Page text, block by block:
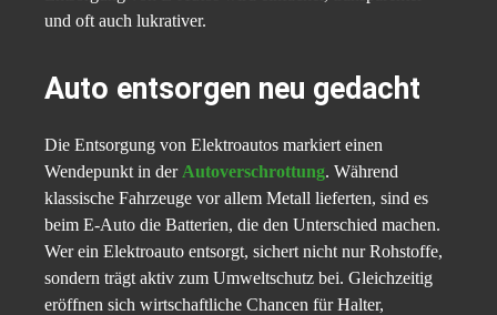
und oft auch lukrativer.
Auto entsorgen neu gedacht
Die Entsorgung von Elektroautos markiert einen
Wendepunkt in der Autoverschrottung. Während
klassische Fahrzeuge vor allem Metall lieferten, sind es
beim E-Auto die Batterien, die den Unterschied machen.
Wer ein Elektroauto entsorgt, sichert nicht nur Rohstoffe,
sondern trägt aktiv zum Umweltschutz bei. Gleichzeitig
eröffnen sich wirtschaftliche Chancen für Halter,